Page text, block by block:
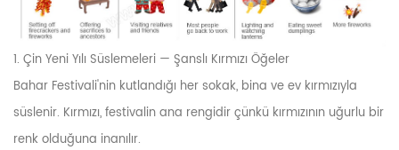
1. Çin Yeni Yılı Süslemeleri — Şanslı Kırmızı Öğeler
Bahar Festivali'nin kutlandığı her sokak, bina ve ev kırmızıyla
süslenir. Kırmızı, festivalin ana rengidir çünkü kırmızının uğurlu bir
renk olduğuna inanılır.